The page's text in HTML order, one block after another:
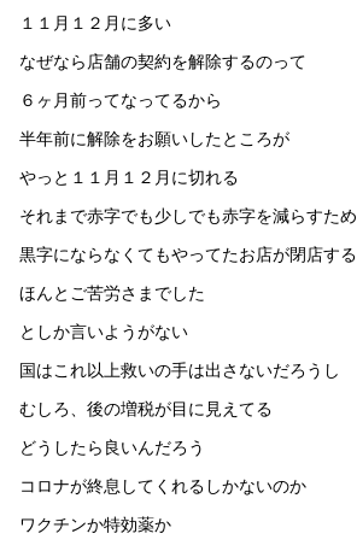
１１月１２月に多い
なぜなら店舗の契約を解除するのって
６ヶ月前ってなってるから
半年前に解除をお願いしたところが
やっと１１月１２月に切れる
それまで赤字でも少しでも赤字を減らすため
黒字にならなくてもやってたお店が閉店する
ほんとご苦労さまでした
としか言いようがない
国はこれ以上救いの手は出さないだろうし
むしろ、後の増税が目に見えてる
どうしたら良いんだろう
コロナが終息してくれるしかないのか
ワクチンか特効薬か